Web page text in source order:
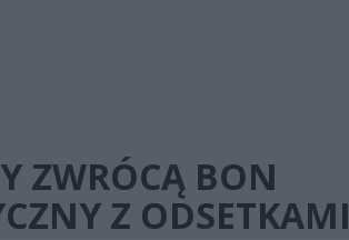
ZWRÓCĄ BON
Z ODSETKAMI